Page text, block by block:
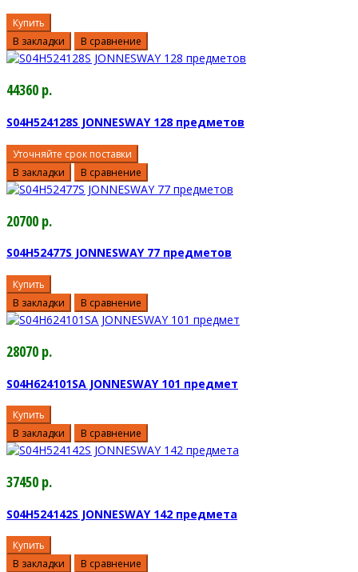
Купить
В закладки
В сравнение
44360 р.
S04H524128S JONNESWAY 128 предметов
Уточняйте срок поставки
В закладки
В сравнение
20700 р.
S04H52477S JONNESWAY 77 предметов
Купить
В закладки
В сравнение
28070 р.
S04H624101SA JONNESWAY 101 предмет
Купить
В закладки
В сравнение
37450 р.
S04H524142S JONNESWAY 142 предмета
Купить
В закладки
В сравнение